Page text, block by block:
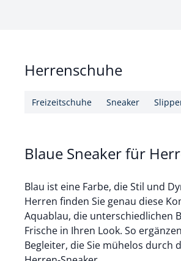
Herrenschuhe
Freizeitschuhe Sneaker
Blaue Sneaker für
Blau ist eine Farbe, die Stil und
Herren finden Sie genau diese
Aquablau, die unterschiedlichen
Frische in Ihren Look. So
Begleiter, die Sie mühelos durch